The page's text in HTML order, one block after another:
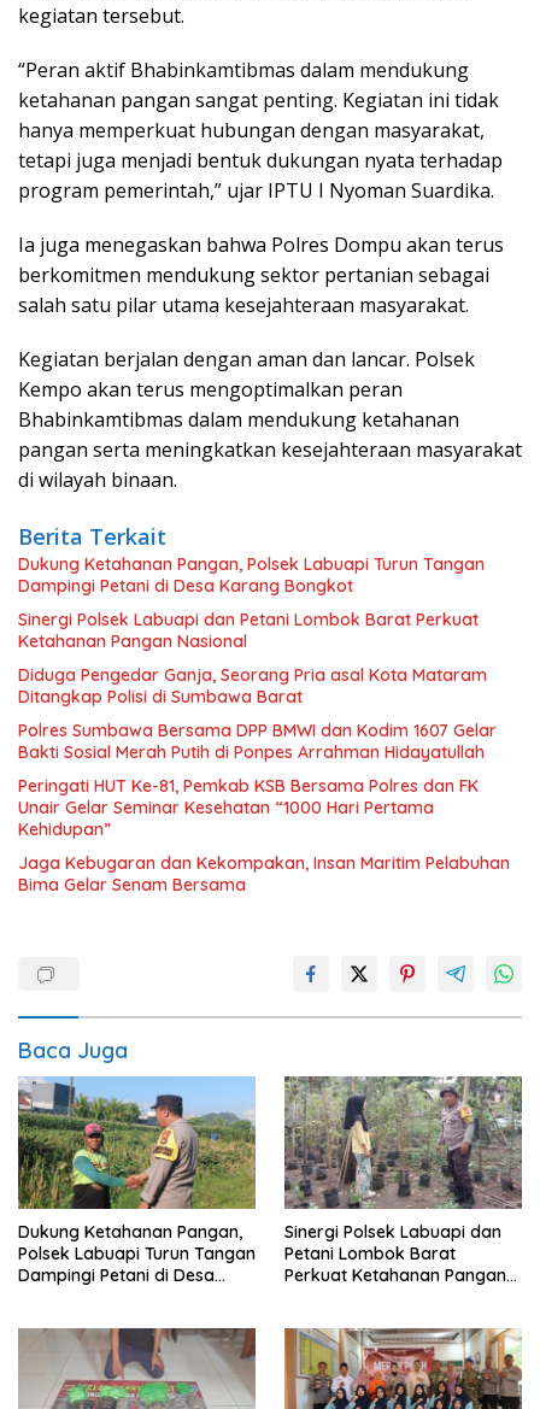
kegiatan tersebut.
“Peran aktif Bhabinkamtibmas dalam mendukung
ketahanan pangan sangat penting. Kegiatan ini tidak
hanya memperkuat hubungan dengan masyarakat,
tetapi juga menjadi bentuk dukungan nyata terhadap
program pemerintah,” ujar IPTU I Nyoman Suardika.
Ia juga menegaskan bahwa Polres Dompu akan terus
berkomitmen mendukung sektor pertanian sebagai
salah satu pilar utama kesejahteraan masyarakat.
Kegiatan berjalan dengan aman dan lancar. Polsek
Kempo akan terus mengoptimalkan peran
Bhabinkamtibmas dalam mendukung ketahanan
pangan serta meningkatkan kesejahteraan masyarakat
di wilayah binaan.
Berita Terkait
Dukung Ketahanan Pangan, Polsek Labuapi Turun Tangan
Dampingi Petani di Desa Karang Bongkot
Sinergi Polsek Labuapi dan Petani Lombok Barat Perkuat
Ketahanan Pangan Nasional
Diduga Pengedar Ganja, Seorang Pria asal Kota Mataram
Ditangkap Polisi di Sumbawa Barat
Polres Sumbawa Bersama DPP BMWI dan Kodim 1607 Gelar
Bakti Sosial Merah Putih di Ponpes Arrahman Hidayatullah
Peringati HUT Ke-81, Pemkab KSB Bersama Polres dan FK
Unair Gelar Seminar Kesehatan “1000 Hari Pertama
Kehidupan”
Jaga Kebugaran dan Kekompakan, Insan Maritim Pelabuhan
Bima Gelar Senam Bersama
Baca Juga
Dukung Ketahanan Pangan,
Polsek Labuapi Turun Tangan
Dampingi Petani di Desa
Sinergi Polsek Labuapi dan
Petani Lombok Barat
Perkuat Ketahanan Pangan